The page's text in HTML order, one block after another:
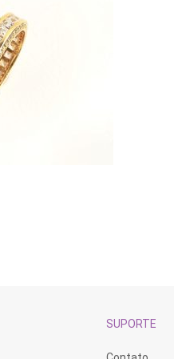
SUPORTE